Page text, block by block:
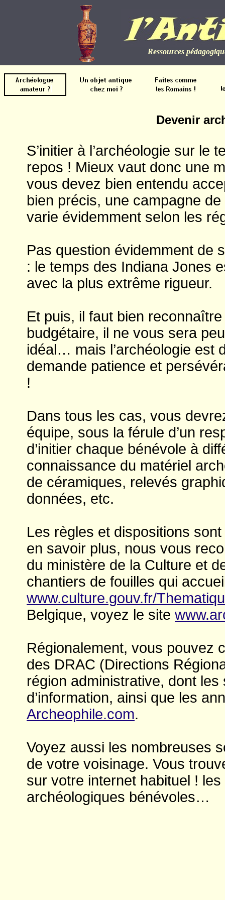
Ressources
Devenir
S’initier à l’archéologie sur le
repos ! Mieux vaut donc une
vous devez bien entendu
bien précis, une campagne
varie évidemment selon les
Pas question évidemment de
: le temps des Indiana Jones
avec la plus extrême rigueur.
Et puis, il faut bien
budgétaire, il ne vous sera
idéal… mais l’archéologie est
demande patience et
!
Dans tous les cas, vous
équipe, sous la férule d’un
d’initier chaque bénévole à
connaissance du matériel
de céramiques, relevés
données, etc.
Les règles et dispositions
en savoir plus, nous vous
du ministère de la Culture et
chantiers de fouilles qui
www.culture.gouv.fr/
Belgique, voyez le site
Régionalement, vous pouvez
des DRAC (Directions
région administrative, dont les
d’information, ainsi que les
Archeophile.com.
Voyez aussi les nombreuses
de votre voisinage. Vous
sur votre internet habituel !
archéologiques bénévoles…